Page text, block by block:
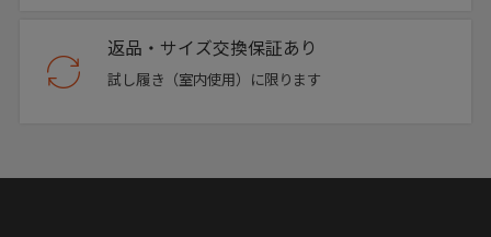
返品・サイズ交換保証あり
試し履き（室内使用）に限ります